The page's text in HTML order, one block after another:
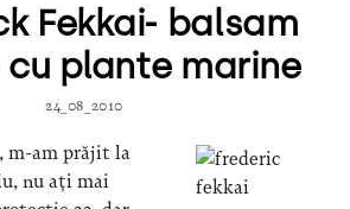
Fekkai- balsam
cu plante marine
24_08_2010
m-am prăjit la
nu ați mai